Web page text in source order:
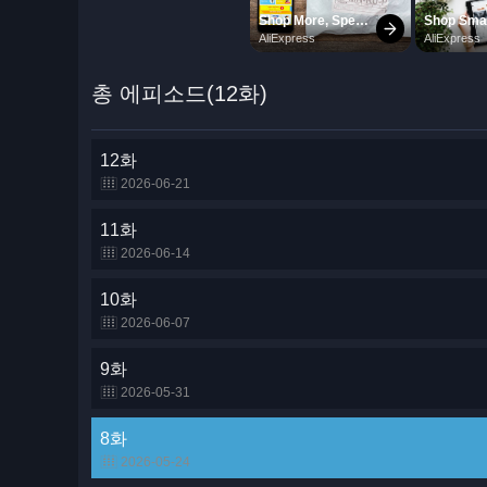
총 에피소드(12화)
12화
2026-06-21
11화
2026-06-14
10화
2026-06-07
9화
2026-05-31
8화
2026-05-24